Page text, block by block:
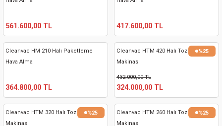
Mak.
561.600,00 TL 417.600,00 TL
Cleanvac HM 210 Halı Paketleme
Hava Alma
364.800,00 TL
%25
Cleanvac HTM 420 Halı Toz Alma
Makinası
432.000,00 TL
324.000,00 TL
%25
Cleanvac HTM 320 Halı Toz Alma
Makinası
%25
Cleanvac HTM 260 Halı Toz Alma
Makinası